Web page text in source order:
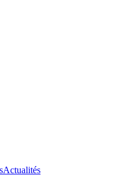
Actualités